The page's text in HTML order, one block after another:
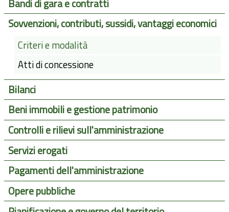
Bandi di gara e contratti
Sovvenzioni, contributi, sussidi, vantaggi economici
Criteri e modalità
Atti di concessione
Bilanci
Beni immobili e gestione patrimonio
Controlli e rilievi sull'amministrazione
Servizi erogati
Pagamenti dell'amministrazione
Opere pubbliche